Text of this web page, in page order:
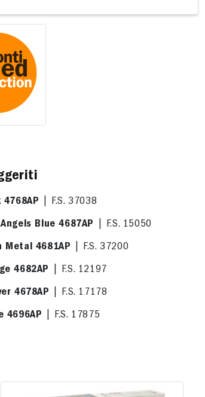
4768AP | F.S. 37038
Blue 4687AP | F.S. 15050
Metal 4681AP | F.S. 37200
4682AP | F.S. 12197
4678AP | F.S. 17178
4696AP | F.S. 17875